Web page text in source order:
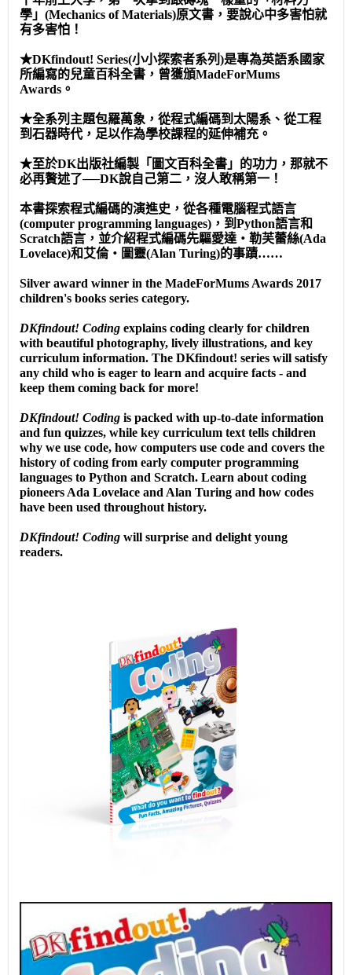
學」(Mechanics of Materials)原文書，要說心中多害怕就
有多害怕！
★DKfindout! Series(小小探索者系列)是專為英語系國家
所編寫的兒童百科全書，曾獲頒MadeForMums
Awards。
★全系列主題包羅萬象，從程式編碼到太陽系、從工程
到石器時代，足以作為學校課程的延伸補充。
★至於DK出版社編製「圖文百科全書」的功力，那就不
必再贅述了──DK說自己第二，沒人敢稱第一！
本書探索程式編碼的演進史，從各種電腦程式語言
(computer programming languages)，到Python語言和
Scratch語言，並介紹程式編碼先驅愛達‧勒芙蕾絲(Ada
Lovelace)和艾倫‧圖靈(Alan Turing)的事蹟……
Silver award winner in the MadeForMums Awards 2017
children's books series category.
DKfindout! Coding explains coding clearly for children
with beautiful photography, lively illustrations, and key
curriculum information. The DKfindout! series will satisfy
any child who is eager to learn and acquire facts - and
keep them coming back for more!
DKfindout! Coding is packed with up-to-date information
and fun quizzes, while key curriculum text tells children
why we use code, how computers use code and covers the
history of coding from early computer programming
languages to Python and Scratch. Learn about coding
pioneers Ada Lovelace and Alan Turing and how codes
have been used throughout history.
DKfindout! Coding will surprise and delight young
readers.